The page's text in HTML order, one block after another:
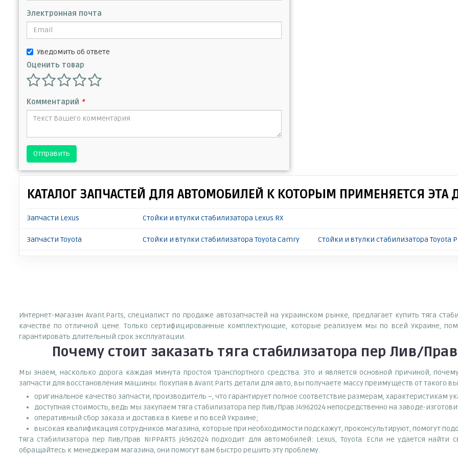
Электронная почта
Уведомить об ответе
Оценить товар
Комментарий *
Отправить
КАТАЛОГ ЗАПЧАСТЕЙ ДЛЯ АВТОМОБИЛЕЙ К КОТОРЫМ ПРИМЕНЯЕТСЯ ЭТА
Запчасти Lexus Стойки и втулки стабилизатора Lexus RX
Запчасти Toyota Стойки и втулки стабилизатора Toyota Camry Стойки и втулки стабилизатора Toyota
Интернет-магазин Avant.Parts, специалист по продаже автозапчастей на украинском рынке, предлагает купить тяга
качестве по отличной цене. Только сертифицированные комплектующие, которые реализуем мы по всей Украине,
гарантировать длительный срок эксплуатации.
Почему стоит заказать тяга стабилизатора пер Лив/Прав
Мы знаем, насколько дорога каждая минута простоя транспортного средства. Это и является основной причиной,
запчасти для восстановления машины. Покупая в Avant.Parts детали для авто, вы получаете массу преимуществ от такого
оригинальное качество запчасти, производитель –, что гарантирует полное соответствие размерам, характеристикам
доступная стоимость, ведь мы закупаем тяга стабилизатора пер Лив/Прав J4962024 непосредственно на заводе-
оперативный сбор заказа и доставка в Киеве и по всей Украине;
высокая квалификация сотрудников магазина, которые при необходимости подскажут, проконсультируют, помогут
Тяга стабилизатора пер Лив/Прав NIPPARTS j4962024 подходит для автомобилей: Lexus, Toyota. Если не удается
обращайтесь к менеджерам магазина, они помогут вам быстро решить эту проблему.